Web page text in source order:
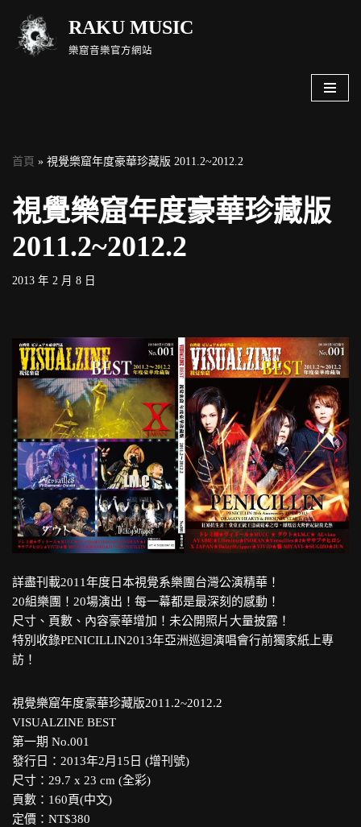
Skip
RAKU MUSIC
樂窟音樂官方網站
首頁 » 視覺樂窟年度豪華珍藏版 2011.2~2012.2
視覺樂窟年度豪華珍藏版
2011.2~2012.2
2013 年 2 月 8 日
詳盡刊載2011年度日本視覺系樂團台灣公演精華！
20組樂團！20場演出！每一幕都是最深刻的感動！
尺寸、頁數、內容豪華增加！未公開照片大量披露！
特別收錄PENICILLIN2013年亞洲巡迴演唱會行前獨家紙上專
訪！
視覺樂窟年度豪華珍藏版2011.2~2012.2
VISUALZINE BEST
第一期 No.001
發行日：2013年2月15日 (增刊號)
尺寸：29.7 x 23 cm (全彩)
頁數：160頁(中文)
定價：NT$380